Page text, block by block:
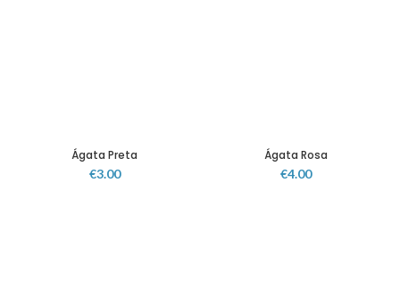
Ágata Preta
€3.00
Ágata Rosa
€4.00